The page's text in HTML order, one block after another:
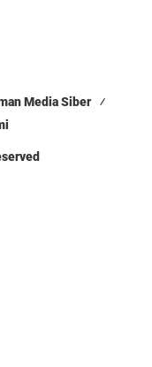
Media Siber